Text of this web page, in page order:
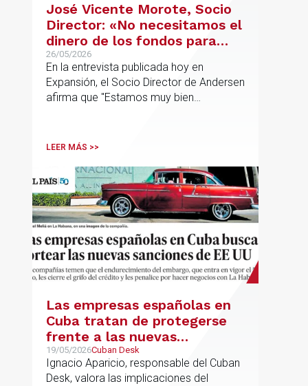
José Vicente Morote, Socio
Director: «No necesitamos el
dinero de los fondos para
desarrollar nuestro
proyecto»
26/05/2026
En la entrevista publicada hoy en
Expansión, el Socio Director de Andersen
afirma que "Estamos muy bien
tenemos y ese es el modelo que vamos
LEER MÁS >>
Las empresas españolas en
Cuba tratan de protegerse
frente a las nuevas
sanciones millonarias que
prepara Estados Unidos
19/05/2026Cuban Desk
Ignacio Aparicio, responsable del Cuban
Desk, valora las implicaciones del